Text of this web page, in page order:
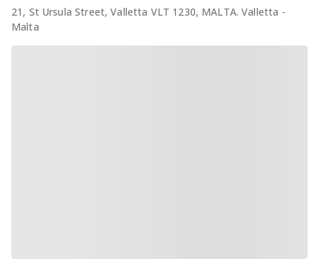
21, St Ursula Street, Valletta VLT 1230, MALTA. Valletta -
Malta